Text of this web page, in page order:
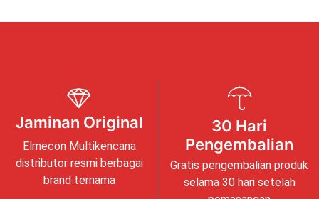
Jaminan Original
Elmecon Multikencana
distributor resmi berbagai
brand ternama
30 Hari
Pengembalian
Gratis pengembalian produk
selama 30 hari setelah